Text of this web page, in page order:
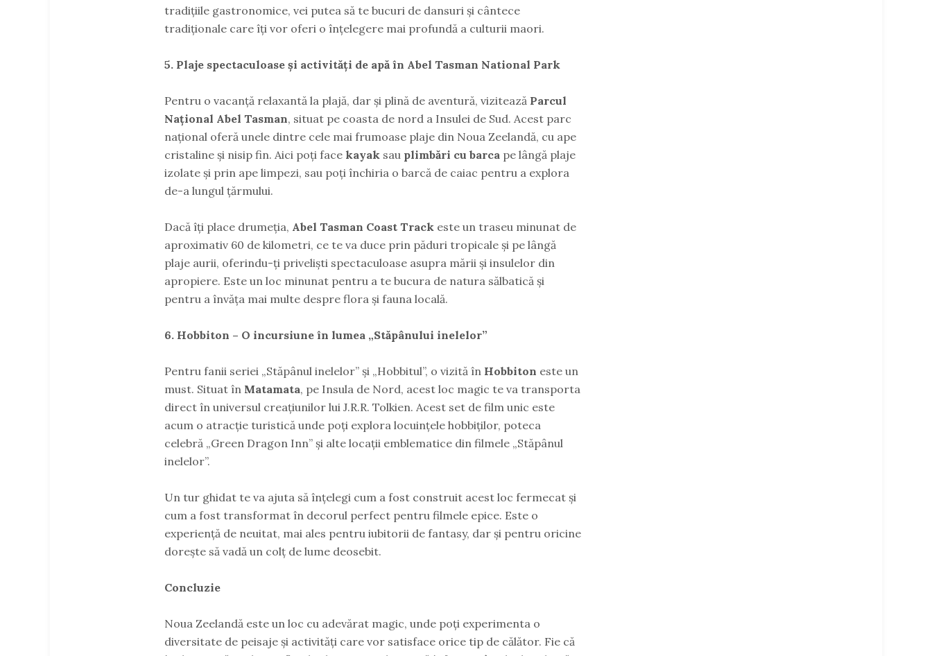
tradițiile gastronomice, vei putea să te bucuri de dansuri și cântece
tradiționale care îți vor oferi o înțelegere mai profundă a culturii maori.
5. Plaje spectaculoase și activități de apă în Abel Tasman National Park
Pentru o vacanță relaxantă la plajă, dar și plină de aventură, vizitează Parcul
Național Abel Tasman, situat pe coasta de nord a Insulei de Sud. Acest parc
național oferă unele dintre cele mai frumoase plaje din Noua Zeelandă, cu ape
cristaline și nisip fin. Aici poți face kayak sau plimbări cu barca pe lângă plaje
izolate și prin ape limpezi, sau poți închiria o barcă de caiac pentru a explora
de-a lungul țărmului.
Dacă îți place drumeția, Abel Tasman Coast Track este un traseu minunat de
aproximativ 60 de kilometri, ce te va duce prin păduri tropicale și pe lângă
plaje aurii, oferindu-ți priveliști spectaculoase asupra mării și insulelor din
apropiere. Este un loc minunat pentru a te bucura de natura sălbatică și
pentru a învăța mai multe despre flora și fauna locală.
6. Hobbiton – O incursiune în lumea „Stăpânului inelelor”
Pentru fanii seriei „Stăpânul inelelor” și „Hobbitul”, o vizită în Hobbiton este un
must. Situat în Matamata, pe Insula de Nord, acest loc magic te va transporta
direct în universul creațiunilor lui J.R.R. Tolkien. Acest set de film unic este
acum o atracție turistică unde poți explora locuințele hobbiților, poteca
celebră „Green Dragon Inn” și alte locații emblematice din filmele „Stăpânul
inelelor”.
Un tur ghidat te va ajuta să înțelegi cum a fost construit acest loc fermecat și
cum a fost transformat în decorul perfect pentru filmele epice. Este o
experiență de neuitat, mai ales pentru iubitorii de fantasy, dar și pentru oricine
dorește să vadă un colț de lume deosebit.
Concluzie
Noua Zeelandă este un loc cu adevărat magic, unde poți experimenta o
diversitate de peisaje și activități care vor satisface orice tip de călător. Fie că